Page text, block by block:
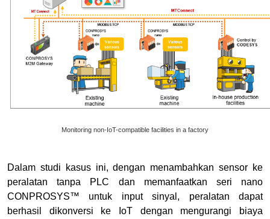
Monitoring non-IoT-compatible facilities in a factory
Dalam studi kasus ini, dengan menambahkan sensor ke
peralatan tanpa PLC dan memanfaatkan seri nano
CONPROSYS™ untuk input sinyal, peralatan dapat
berhasil dikonversi ke IoT dengan mengurangi biaya